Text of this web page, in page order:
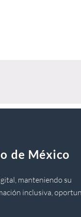
de México
manteniendo su
inclusiva,